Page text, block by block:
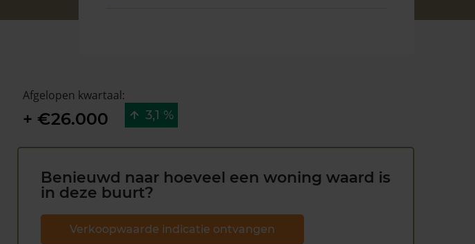
Afgelopen kwartaal:
+ €26.000 3,1 %
Benieuwd naar hoeveel een woning waard is
in deze buurt?
Verkoopwaarde indicatie ontvangen